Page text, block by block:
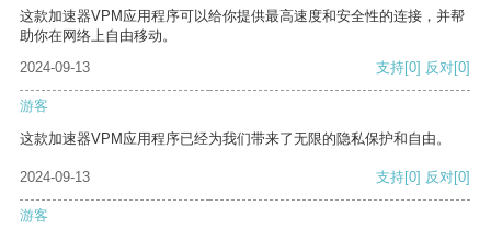
这款加速器VPM应用程序可以给你提供最高速度和安全性的连接，并帮
助你在网络上自由移动。
2024-09-13
支持[0] 反对[0]
游客
这款加速器VPM应用程序已经为我们带来了无限的隐私保护和自由。
2024-09-13 支持[0] 反对[0]
游客